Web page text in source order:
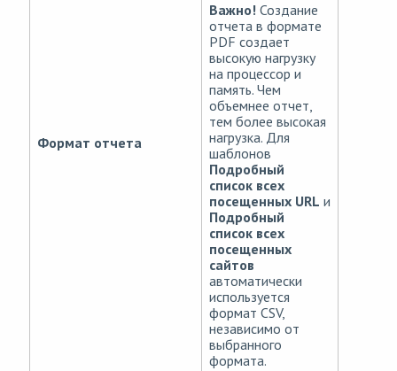
Формат отчета
Важно! Создание
отчета в формате
PDF создает
высокую нагрузку
на процессор и
память. Чем
объемнее отчет,
тем более высокая
нагрузка. Для
шаблонов
Подробный
список всех
посещенных URL и
Подробный
список всех
посещенных
сайтов
автоматически
используется
формат CSV,
независимо от
выбранного
формата.